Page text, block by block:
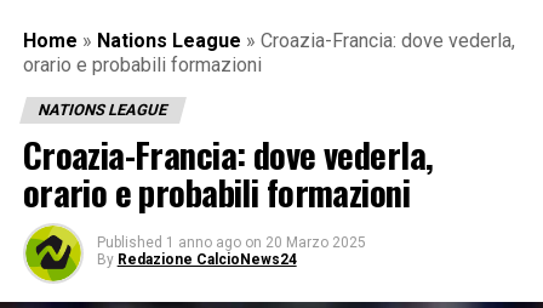
Home » Nations League » Croazia-Francia: dove vederla,
orario e probabili formazioni
NATIONS LEAGUE
Croazia-Francia: dove vederla,
orario e probabili formazioni
Published 1 anno ago on 20 Marzo 2025
By Redazione CalcioNews24